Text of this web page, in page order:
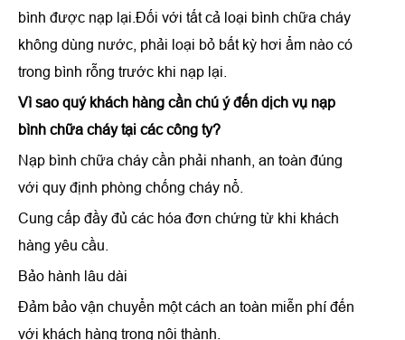
bình được nạp lại.Đối với tất cả loại bình chữa cháy
không dùng nước, phải loại bỏ bất kỳ hơi ẩm nào có
trong bình rỗng trước khi nạp lại.
Vì sao quý khách hàng cần chú ý đến dịch vụ nạp
bình chữa cháytại các công ty?
Nạp bình chữa cháy cần phải nhanh, an toàn đúng
với quy định phòng chống cháy nổ.
Cung cấp đầy đủ các hóa đơn chứng từ khi khách
hàng yêu cầu.
Bảo hành lâu dài
Đảm bảo vận chuyển một cách an toàn miễn phí đến
với khách hàng trong nội thành.